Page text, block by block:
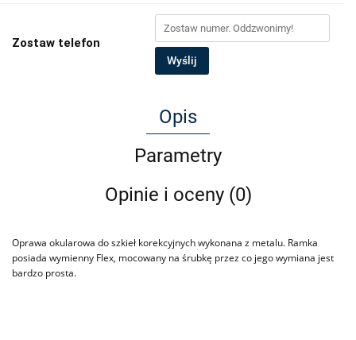
Zostaw telefon
Wyślij
Opis
Parametry
Opinie i oceny (0)
Oprawa okularowa do szkieł korekcyjnych wykonana z metalu. Ramka
posiada wymienny Flex, mocowany na śrubkę przez co jego wymiana jest
bardzo prosta.